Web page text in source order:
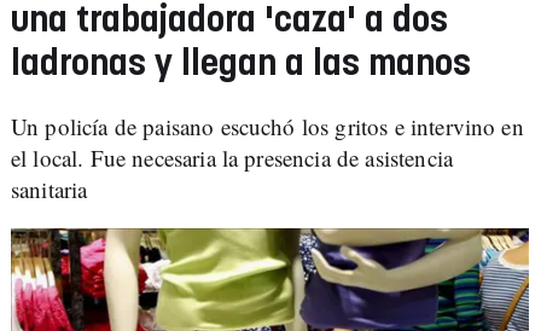
una trabajadora 'caza' a dos
ladronas y llegan a las manos
Un policía de paisano escuchó los gritos e intervino en
el local. Fue necesaria la presencia de asistencia
sanitaria